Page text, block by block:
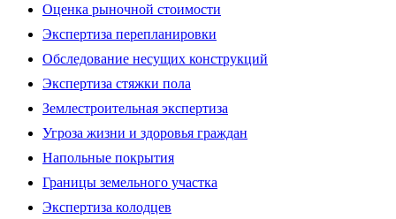
Оценка рыночной стоимости
Экспертиза перепланировки
Обследование несущих конструкций
Экспертиза стяжки пола
Землестроительная экспертиза
Угроза жизни и здоровья граждан
Напольные покрытия
Границы земельного участка
Экспертиза колодцев